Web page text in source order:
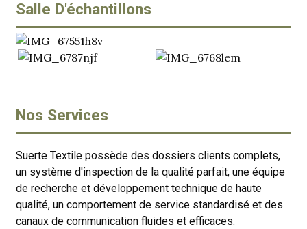
Salle D'échantillons
Nos Services
Suerte Textile possède des dossiers clients complets,
un système d'inspection de la qualité parfait, une équipe
de recherche et développement technique de haute
qualité, un comportement de service standardisé et des
canaux de communication fluides et efficaces.